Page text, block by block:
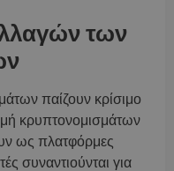
των
παίζουν κρίσιμο
κρυπτονομισμάτων
ως πλατφόρμες
συναντιούνται για